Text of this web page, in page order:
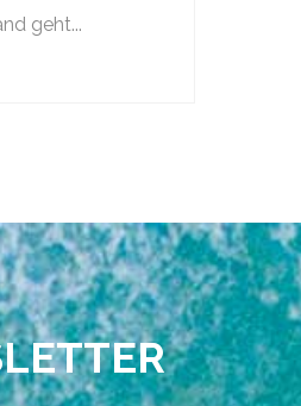
geht...